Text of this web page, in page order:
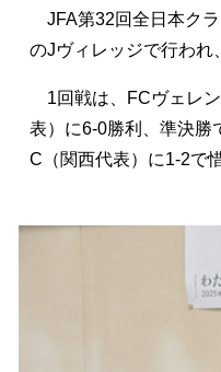
JFA第32回全日本クラ
のJヴィレッジで行われ
1回戦は、FCヴェレ
表）に6-0勝利、準決勝
C（関西代表）に1-2で